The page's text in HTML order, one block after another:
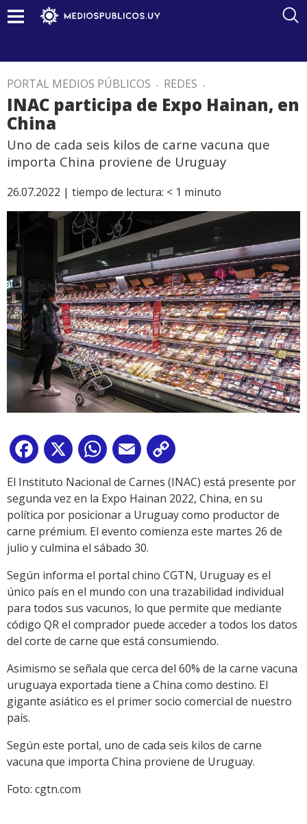
PORTAL MEDIOS PÚBLICOS . REDES .
INAC participa de Expo Hainan, en
China
Uno de cada seis kilos de carne vacuna que
importa China proviene de Uruguay
26.07.2022 | tiempo de lectura: < 1 minuto
Facebook
X WhatsApp
Email
Link
El Instituto Nacional de Carnes (INAC) está presente por
segunda vez en la Expo Hainan 2022, China, en su
política por posicionar a Uruguay como productor de
carne prémium. El evento comienza este martes 26 de
julio y culmina el sábado 30.
Según informa el portal chino CGTN, Uruguay es el
único país en el mundo con una trazabilidad individual
para todos sus vacunos, lo que permite que mediante
código QR el comprador puede acceder a todos los datos
del corte de carne que está consumiendo.
Asimismo se señala que cerca del 60% de la carne vacuna
uruguaya exportada tiene a China como destino. El
gigante asiático es el primer socio comercial de nuestro
país.
Según este portal, uno de cada seis kilos de carne
vacuna que importa China proviene de Uruguay.
Foto: cgtn.com